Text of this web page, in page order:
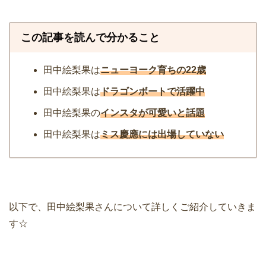
この記事を読んで分かること
田中絵梨果はニューヨーク育ちの22歳
田中絵梨果はドラゴンボートで活躍中
田中絵梨果のインスタが可愛いと話題
田中絵梨果はミス慶應には出場していない
以下で、田中絵梨果さんについて詳しくご紹介していきま
す☆